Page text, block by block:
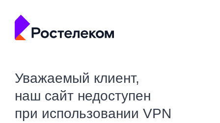
Уважаемый клиент,
наш сайт недоступен
при использовании VPN